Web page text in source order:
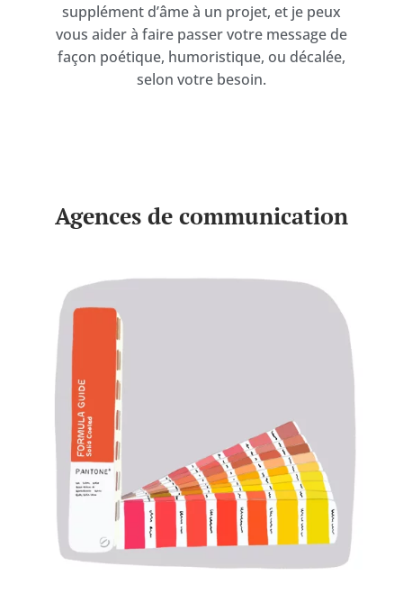
supplément d’âme à un projet, et je peux
vous aider à faire passer votre message de
façon poétique, humoristique, ou décalée,
selon votre besoin.
Agences de communication